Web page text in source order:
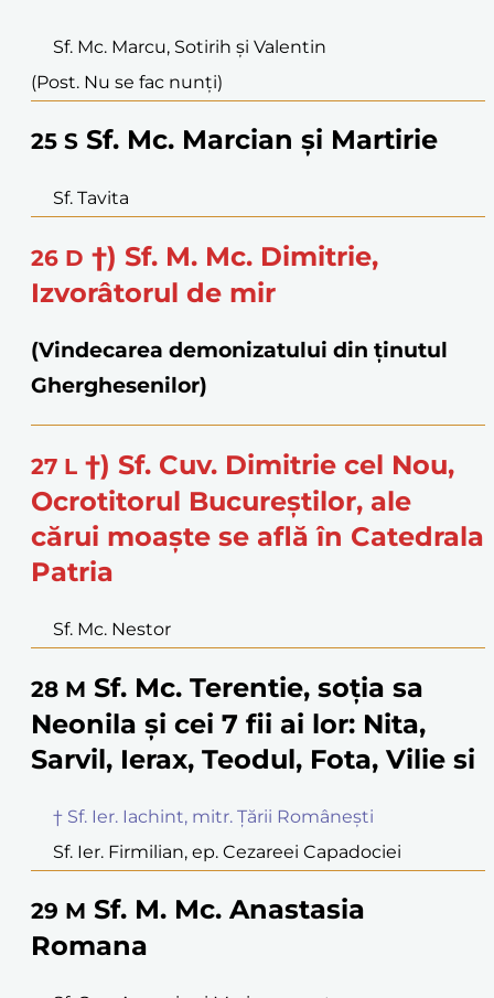
Sf. Mc. Marcu, Sotirih și Valentin
(Post. Nu se fac nunți)
25 S Sf. Mc. Marcian și Martirie
Sf. Tavita
26 D †) Sf. M. Mc. Dimitrie,
Izvorâtorul de mir
(Vindecarea demonizatului din ținutul
Gherghesenilor)
27 L †) Sf. Cuv. Dimitrie cel Nou,
Ocrotitorul Bucureștilor, ale
cărui moaște se află în Catedrala
Patria
Sf. Mc. Nestor
28 M Sf. Mc. Terentie, soția sa
Neonila și cei 7 fii ai lor: Nita,
Sarvil, Ierax, Teodul, Fota, Vilie si
† Sf. Ier. Iachint, mitr. Țării Românești
Sf. Ier. Firmilian, ep. Cezareei Capadociei
29 M Sf. M. Mc. Anastasia
Romana